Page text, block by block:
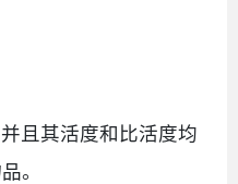
且其活度和比活度均
。